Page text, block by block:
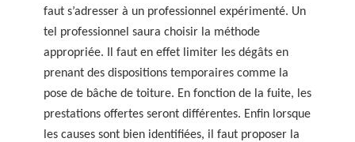
faut s’adresser à un professionnel expérimenté. Un
tel professionnel saura choisir la méthode
appropriée. Il faut en effet limiter les dégâts en
prenant des dispositions temporaires comme la
pose de bâche de toiture. En fonction de la fuite, les
prestations offertes seront différentes. Enfin lorsque
les causes sont bien identifiées, il faut proposer la